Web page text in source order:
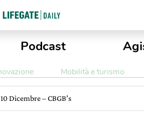
Podcast
Mobilità e turismo
Dicembre – CBGB’s